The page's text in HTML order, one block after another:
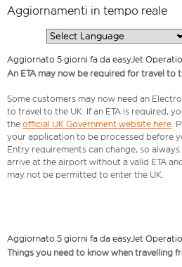
Aggiornamenti in tempo reale
Aggiornato 5 giorni fa da easyJet
An ETA may now be required for travel to
Some customers may now need an
to travel to the UK. If an ETA is required,
the official UK Government website here.
your application to be processed before
Entry requirements can change, so
arrive at the airport without a valid ETA
may not be permitted to enter the UK.
Aggiornato 5 giorni fa da easyJet
Things you need to know when travelling